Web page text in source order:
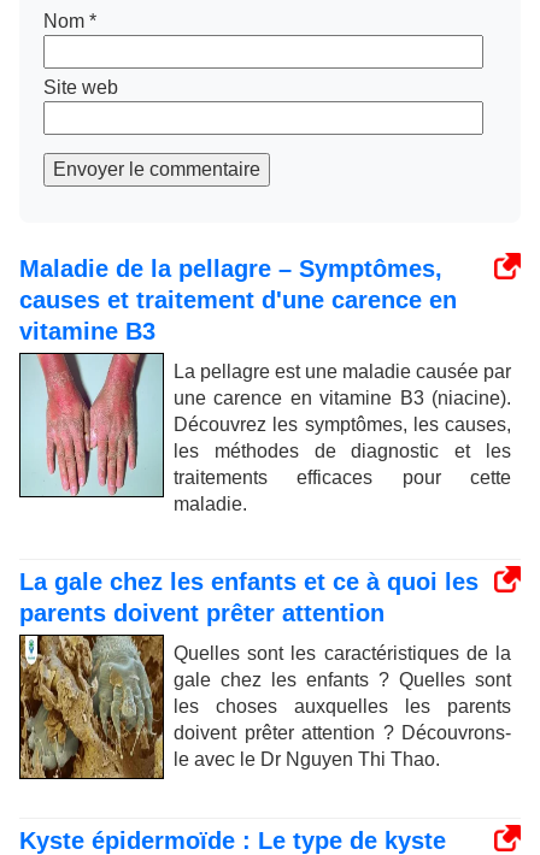
Nom *
Site web
Envoyer le commentaire
Maladie de la pellagre – Symptômes,
causes et traitement d'une carence en
vitamine B3
La pellagre est une maladie causée par
une carence en vitamine B3 (niacine).
Découvrez les symptômes, les causes,
les méthodes de diagnostic et les
traitements efficaces pour cette
maladie.
La gale chez les enfants et ce à quoi les
parents doivent prêter attention
Quelles sont les caractéristiques de la
gale chez les enfants ? Quelles sont
les choses auxquelles les parents
doivent prêter attention ? Découvrons-
le avec le Dr Nguyen Thi Thao.
Kyste épidermoïde : Le type de kyste